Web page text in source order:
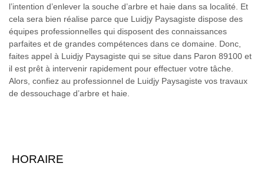
l’intention d’enlever la souche d’arbre et haie dans sa localité. Et
cela sera bien réalise parce que Luidjy Paysagiste dispose des
équipes professionnelles qui disposent des connaissances
parfaites et de grandes compétences dans ce domaine. Donc,
faites appel à Luidjy Paysagiste qui se situe dans Paron 89100 et
il est prêt à intervenir rapidement pour effectuer votre tâche.
Alors, confiez au professionnel de Luidjy Paysagiste vos travaux
de dessouchage d’arbre et haie.
HORAIRE